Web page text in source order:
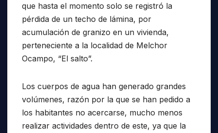
que hasta el momento solo se registró la
pérdida de un techo de lámina, por
acumulación de granizo en un vivienda,
perteneciente a la localidad de Melchor
Ocampo, “El salto”.
Los cuerpos de agua han generado grandes
volúmenes, razón por la que se han pedido a
los habitantes no acercarse, mucho menos
realizar actividades dentro de este, ya que la